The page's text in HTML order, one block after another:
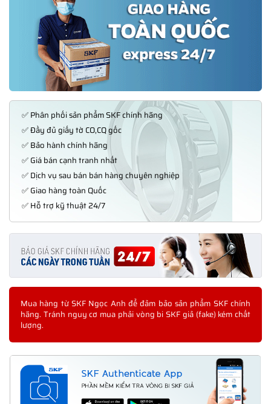
✅ Phân phối sản phẩm SKF chính hãng
✅ Đầy đủ giấy tờ CO,CQ gốc
✅ Bảo hành chính hãng
✅ Giá bán cạnh tranh nhất
✅ Dịch vụ sau bán bán hàng chuyên nghiệp
✅ Giao hàng toàn Quốc
✅ Hỗ trợ kỹ thuật 24/7
Mua hàng từ SKF Ngọc Anh để đảm bảo sản phẩm SKF chính
hãng. Tránh nguy cơ mua phải vòng bi SKF giả (fake) kém chất
lượng.